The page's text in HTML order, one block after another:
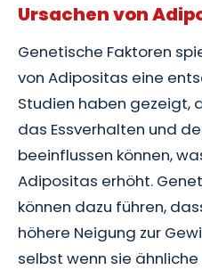
Ursachen von
Genetische Faktoren
von Adipositas eine
Studien haben gezeigt,
das Essverhalten und
beeinflussen können,
Adipositas erhöht.
können dazu führen,
höhere Neigung zur
selbst wenn sie